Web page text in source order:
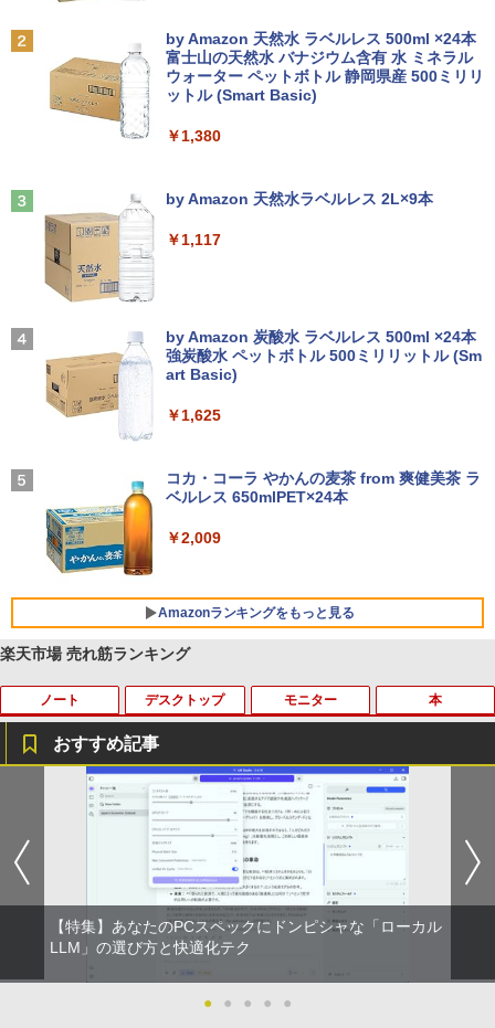
Anker Soundcore P31i ホワイト
￥5,990
ラック
￥14,990
レスイヤホン bluetooth イヤホン V12 小型
軽量 ブルートゥースHi-Fi 最大36時間再生 ぶ
るーとゅーす コードレス ENCノイズキャン
付き 防水 タッチ式音量調整 スポーツ/通勤/通
￥2,599
Xiaomi シャオミ REDMI Buds 8 Lite ワイヤ
￥3,480
BRUCE WAYNE feat. Flo Milli, ATL Jacob
[Explicit]
￥250
￥250
￥250
by Amazon 天然水 ラベルレス 500ml ×24本
富士山の天然水 バナジウム含有 水 ミネラル
ウォーター ペットボトル 静岡県産 500ミリリ
ットル (Smart Basic)
￥1,380
by Amazon 天然水ラベルレス 2L×9本
￥1,117
by Amazon 炭酸水 ラベルレス 500ml ×24本
強炭酸水 ペットボトル 500ミリリットル (Sm
art Basic)
￥1,625
コカ・コーラ やかんの麦茶 from 爽健美茶 ラ
ベルレス 650mlPET×24本
￥2,009
Amazonランキングをもっと見る
薬屋のひとりごと 17巻 (デジタル版ビッグガ
ンガンコミックス)
￥770
異世界居酒屋「のぶ」(22) (角川コミックス・
エース)
￥832
ONE PIECE モノクロ版 115 (ジャンプコミッ
クスDIGITAL)
楽天市場 売れ筋ランキング
ノート
【中古】【安心保証】 Windows ノート
PC 2018年 NEC
￥15,488
ノートパソコン パナソニック レッツ CF-
ows11 12.1型 メモリ16GB SSD512GB/
1TB 12インチ液晶 WUXGA 1920x1200
デスクトップ モニター
PHILIPS 241V8 LED液晶モニター 23.8
インチワイド ブラック 1920×1080 （フ
ルHD）16:9 IPSパネル 非光沢 ノングレ
ア 液晶ディスプレイ HDMI VGA VESA準
拠 PS4 switch 対応 スイッチ 【中古】
￥6,500
2
【楽天1位!1,600円OFFクーポン 8/4 20:
00-8/11 01:59】Xiaomi Monitor A24i 20
本
ROCKIN'ON JAPAN (ロッキング・オ
ン・ジャパン) 2026年 10月号
￥1,080
BARFOUT! SPECIAL EDITION EARLY
（Snow Man） [ ブラウンズブックス ]
おすすめ記事
【特集】あなたのPCスペックにドンピシャな「ローカル
LLM」の選び方と快適化テク
● ● ● ● ●